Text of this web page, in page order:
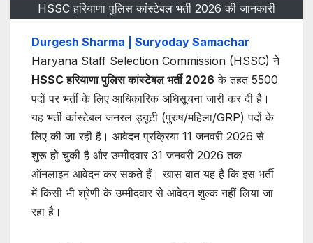
HSSC हरियाणा पुलिस कांस्टेबल भर्ती 2026 की जानकारी
Durgesh Sharma |
Suryoday Samachar
Haryana Staff Selection Commission (HSSC) ने
HSSC हरियाणा पुलिस कांस्टेबल भर्ती 2026 के तहत 5500
पदों पर भर्ती के लिए आधिकारिक अधिसूचना जारी कर दी है।
यह भर्ती कांस्टेबल जनरल ड्यूटी (पुरुष/महिला/GRP) पदों के
लिए की जा रही है। आवेदन प्रक्रिया 11 जनवरी 2026 से
शुरू हो चुकी है और उम्मीदवार 31 जनवरी 2026 तक
ऑनलाइन आवेदन कर सकते हैं। खास बात यह है कि इस भर्ती
में किसी भी श्रेणी के उम्मीदवार से आवेदन शुल्क नहीं लिया जा
रहा है।